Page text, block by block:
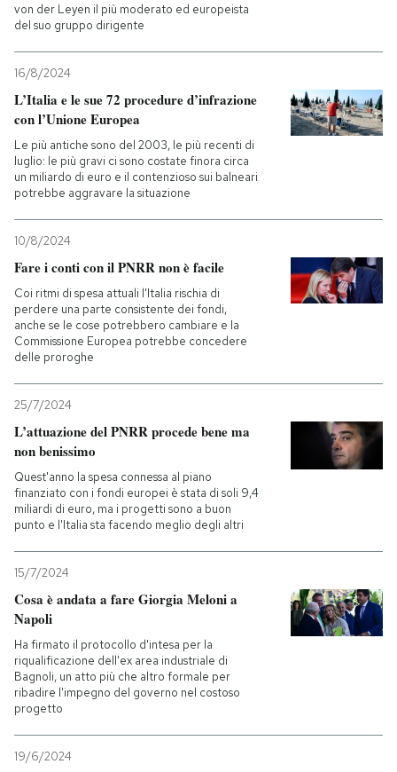
von der Leyen il più moderato ed europeista
del suo gruppo dirigente
16/8/2024
L’Italia e le sue 72 procedure d’infrazione
con l’Unione Europea
Le più antiche sono del 2003, le più recenti di
luglio: le più gravi ci sono costate finora circa
un miliardo di euro e il contenzioso sui balneari
potrebbe aggravare la situazione
10/8/2024
Fare i conti con il PNRR non è facile
Coi ritmi di spesa attuali l'Italia rischia di
perdere una parte consistente dei fondi,
anche se le cose potrebbero cambiare e la
Commissione Europea potrebbe concedere
delle proroghe
25/7/2024
L’attuazione del PNRR procede bene ma
non benissimo
Quest'anno la spesa connessa al piano
finanziato con i fondi europei è stata di soli 9,4
miliardi di euro, ma i progetti sono a buon
punto e l'Italia sta facendo meglio degli altri
15/7/2024
Cosa è andata a fare Giorgia Meloni a
Napoli
Ha firmato il protocollo d'intesa per la
riqualificazione dell'ex area industriale di
Bagnoli, un atto più che altro formale per
ribadire l'impegno del governo nel costoso
progetto
19/6/2024